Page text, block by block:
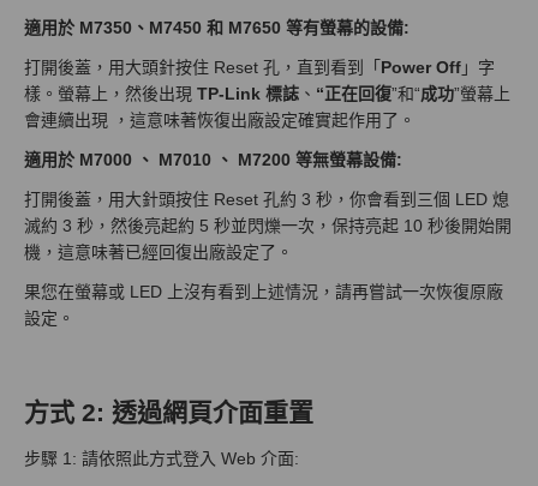
適用於 M7350、M7450 和 M7650 等有螢幕的設備:
打開後蓋，用大頭針按住 Reset 孔，直到看到「 Power Off 」字
樣。螢幕上，然後出現 TP-Link 標誌 、 “正在回復”和“成功”螢幕上
會連續出現 ，這意味著恢復出廠設定確實起作用了。
適用於 M7000 、 M7010 、 M7200 等無螢幕設備:
打開後蓋，用大針頭按住 Reset 孔約 3 秒，你會看到三個 LED 熄
滅約 3 秒，然後亮起約 5 秒並閃爍一次，保持亮起 10 秒後開始開
機，這意味著已經回復出廠設定了。
果您在螢幕或 LED 上沒有看到上述情況，請再嘗試一次恢復原廠
設定。
方式 2: 透過網頁介面重置
步驟 1: 請依照此方式登入 Web 介面: